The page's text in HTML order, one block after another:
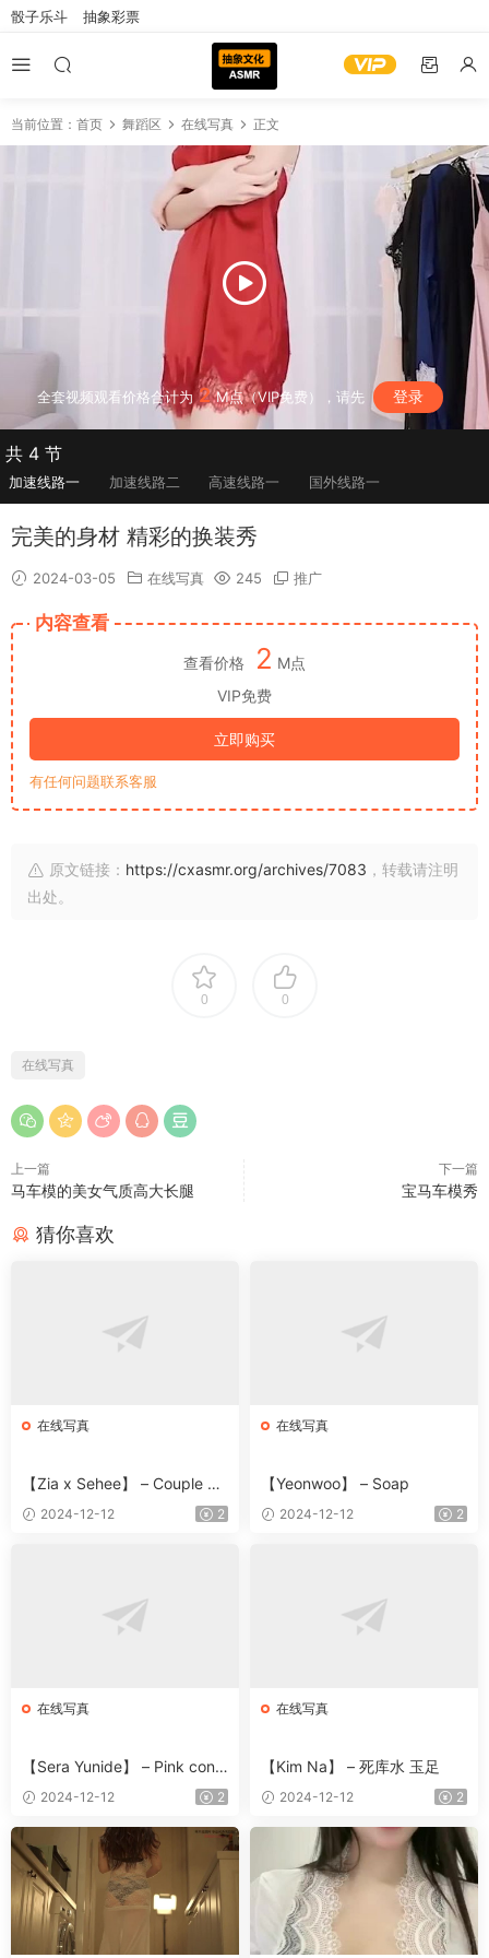
骰子乐斗 抽象彩票
当前位置： 首页 舞蹈区 在线写真 正文
全套视频观看价格合计为 2 M点（VIP免费），请先 登录
共 4 节
加速线路一 加速线路二 高速线路一 国外线路一
完美的身材 精彩的换装秀
2024-03-05 在线写真 245 推广
内容查看
查看价格 2 M点
VIP免费
立即购买
有任何问题联系客服
原文链接： https://cxasmr.org/archives/7083 ，转载请注明
出处。
0 0
在线写真
上一篇
马车模的美女气质高大长腿
下一篇
宝马车模秀
猜你喜欢
在线写真
【Zia x Sehee】 – Couple Bu
rma2024-12-12 2
在线写真
【Yeonwoo】 – Soap
2024-12-12 2
在线写真
【Sera Yunide】 – Pink conc
ept2024-12-12 2
在线写真
【Kim Na】 – 死库水 玉足
2024-12-12 2